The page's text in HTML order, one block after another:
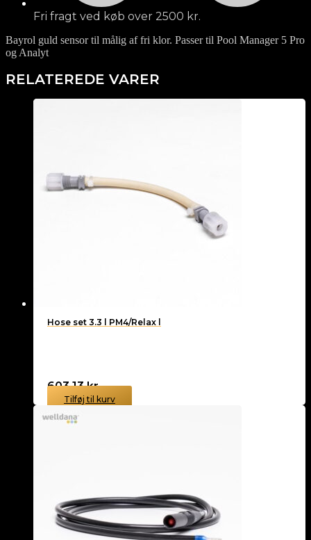
Fri fragt ved køb over 2500 kr.
Bayrol guld sensor til målig af fri klor. Passer til Pool Manager 5 Pro
og Analyt
RELATEREDE VARER
Hose set 3.3 l PM4/Relax l
603,13kr.
Tilføj til kurv